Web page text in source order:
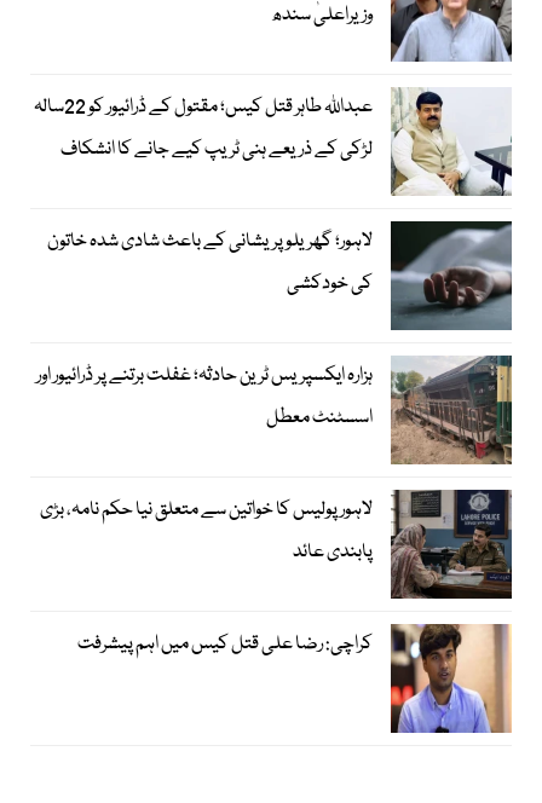
وزیراعلیٰ سندھ
عبداللہ طاہر قتل کیس؛ مقتول کے ڈرائیور کو 22سالہ
لڑکی کے ذریعے ہنی ٹریپ کیے جانے کا انشکاف
لاہور؛ گھریلو پریشانی کے باعث شادی شدہ خاتون
کی خودکشی
ہزارہ ایکسپریس ٹرین حادثہ؛ غفلت برتنے پر ڈرائیور اور
اسسٹنٹ معطل
لاہور پولیس کا خواتین سے متعلق نیا حکم نامہ، بڑی
پابندی عائد
کراچی: رضا علی قتل کیس میں اہم پیشرفت